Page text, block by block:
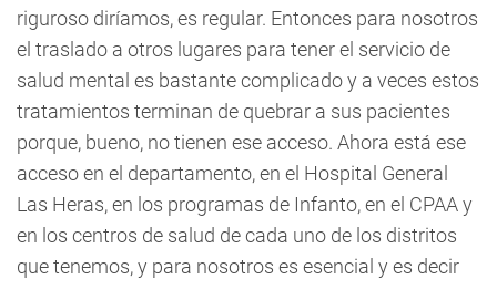
riguroso diríamos, es regular. Entonces para nosotros
el traslado a otros lugares para tener el servicio de
salud mental es bastante complicado y a veces estos
tratamientos terminan de quebrar a sus pacientes
porque, bueno, no tienen ese acceso. Ahora está ese
acceso en el departamento, en el Hospital General
Las Heras, en los programas de Infanto, en el CPAA y
en los centros de salud de cada uno de los distritos
que tenemos, y para nosotros es esencial y es decir